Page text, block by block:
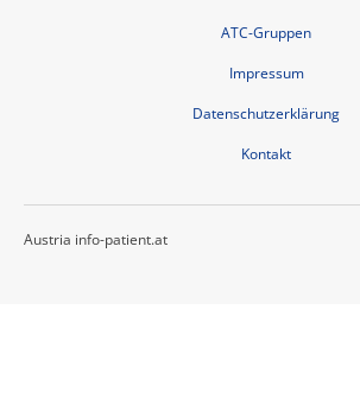
ATC-Gruppen
Impressum
Datenschutzerklärung
Kontakt
Austria info-patient.at